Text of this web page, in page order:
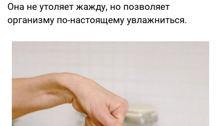
Она не утоляет жажду, но позволяет
организму по-настоящему увлажниться.